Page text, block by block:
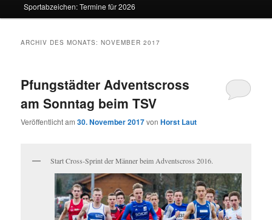
Sportabzeichen: Termine für 2026
ARCHIV DES MONATS:NOVEMBER 2017
Pfungstädter Adventscross
am Sonntag beim TSV
Veröffentlicht am30. November 2017vonHorst Laut
Start Cross-Sprint der Männer beim Adventscross 2016.